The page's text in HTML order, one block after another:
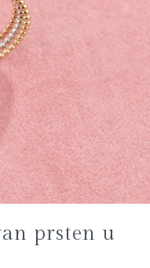
prsten u